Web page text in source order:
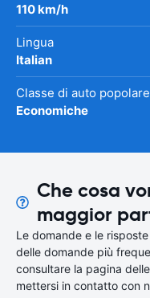
110 km/h
Lingua
Italian
Classe di auto popolare
Economiche
Che cosa
maggior
Le domande e le
delle domande più
consultare la pagina
mettersi in contatto con